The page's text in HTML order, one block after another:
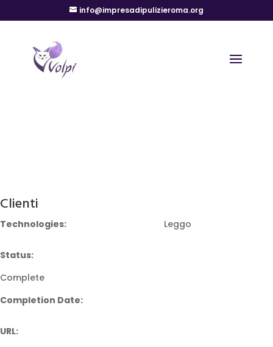
info@impresadipulizieroma.org
Clienti
Technologies:
Status:
Complete
Completion Date:
URL:
Leggo